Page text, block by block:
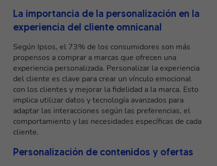
La importancia de la personalización en la
experiencia del cliente omnicanal
Según Ipsos, el 73% de los consumidores son más
propensos a comprar a marcas que ofrecen una
experiencia personalizada. Personalizar la experiencia
del cliente es clave para crear un vínculo emocional
con los clientes y mejorar la fidelidad a la marca. Esto
implica utilizar datos y tecnología avanzados para
adaptar las interacciones según las preferencias, el
comportamiento y las necesidades específicas de cada
cliente.
Personalización de contenidos y ofertas